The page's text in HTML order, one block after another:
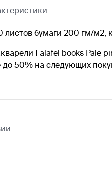
бумаги 200 гм/м2,
Falafel books Pale
до 50% на следующих